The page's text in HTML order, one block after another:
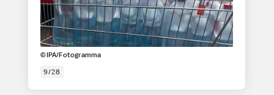
©IPA/Fotogramma
9/28